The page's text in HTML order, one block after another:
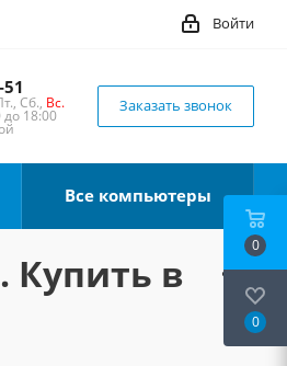
Войти
Сб., Вс.
до 18:00
Заказать звонок
Все компьютеры
Купить в
0
0